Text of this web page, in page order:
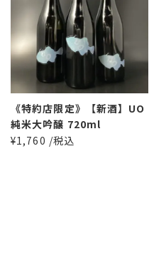
《特約店限定》【新酒】UO
純米大吟醸 720ml
¥1,760 /税込